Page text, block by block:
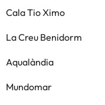
Cala Tio Ximo
La Creu Benidorm
Aqualàndia
Mundomar